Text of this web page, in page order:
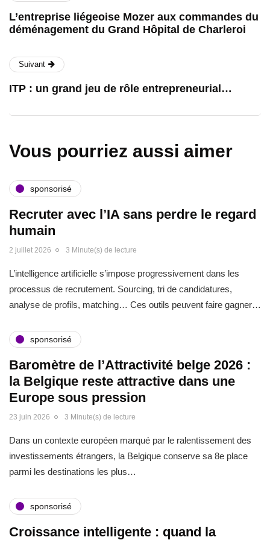
L’entreprise liégeoise Mozer aux commandes du
déménagement du Grand Hôpital de Charleroi
Suivant
ITP : un grand jeu de rôle entrepreneurial…
Vous pourriez aussi aimer
sponsorisé
Recruter avec l’IA sans perdre le regard
humain
2 juillet 2026 3 Minute(s) de lecture
L’intelligence artificielle s’impose progressivement dans les
processus de recrutement. Sourcing, tri de candidatures,
analyse de profils, matching… Ces outils peuvent faire gagner…
sponsorisé
Baromètre de l’Attractivité belge 2026 :
la Belgique reste attractive dans une
Europe sous pression
23 juin 2026 3 Minute(s) de lecture
Dans un contexte européen marqué par le ralentissement des
investissements étrangers, la Belgique conserve sa 8e place
parmi les destinations les plus…
sponsorisé
Croissance intelligente : quand la